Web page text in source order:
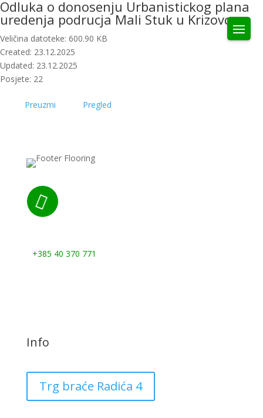
Odluka o donosenju Urbanistickog plana
uredenja podrucja Mali Stuk u Krizovcu
Veličina datoteke: 600.90 KB
Created: 23.12.2025
Updated: 23.12.2025
Posjete: 22
Preuzmi Pregled

+385 40 370 771
Info
Trg braće Radića 4